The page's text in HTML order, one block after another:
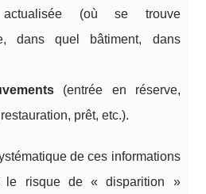
actualisée (où se trouve
dans quel bâtiment, dans
(entrée en réserve,
prêt, etc.).
de ces informations
le risque de « disparition »